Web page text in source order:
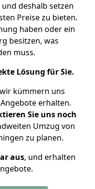
deshalb setzen
Preise zu bieten.
haben oder ein
besitzen, was
muss.
Lösung für Sie.
kümmern uns
erhalten.
Sie uns noch
Umzug von
zu planen.
aus, und erhalten